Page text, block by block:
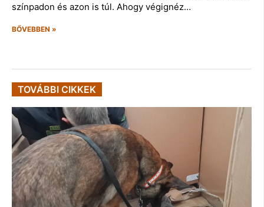
színpadon és azon is túl. Ahogy végignéz…
BŐVEBBEN »
TOVÁBBI CIKKEK